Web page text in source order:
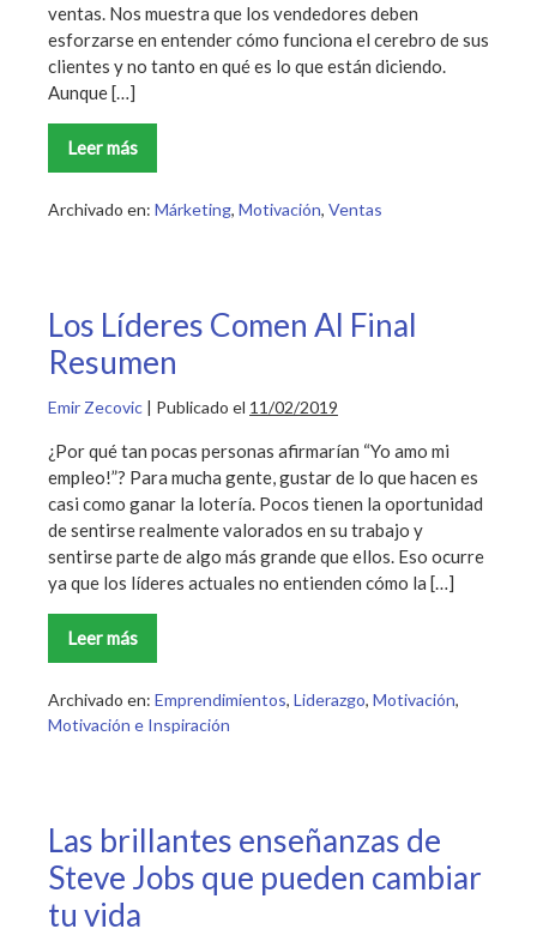
ventas. Nos muestra que los vendedores deben
esforzarse en entender cómo funciona el cerebro de sus
clientes y no tanto en qué es lo que están diciendo.
Aunque […]
Leer más
Véndele
a
Mente,
Archivado en: Márketing, Motivación, Ventas
Los Líderes Comen Al Final
Resumen
Emir Zecovic | Publicado el 11/02/2019
¿Por qué tan pocas personas afirmarían “Yo amo mi
empleo!”? Para mucha gente, gustar de lo que hacen es
casi como ganar la lotería. Pocos tienen la oportunidad
de sentirse realmente valorados en su trabajo y
sentirse parte de algo más grande que ellos. Eso ocurre
ya que los líderes actuales no entienden cómo la […]
Leer más
Los
Líderes
Al
Final
Resumen
Archivado en: Emprendimientos, Liderazgo, Motivación,
Motivación e Inspiración
Las brillantes enseñanzas de
Steve Jobs que pueden cambiar
tu vida